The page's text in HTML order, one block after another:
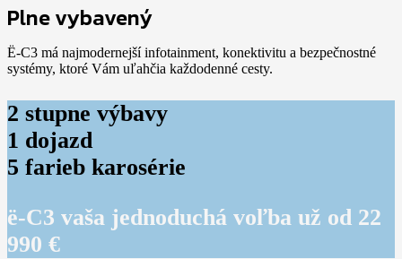
Plne vybavený
Ë-C3 má najmodernejší infotainment, konektivitu a bezpečnostné
systémy, ktoré Vám uľahčia každodenné cesty.
2 stupne výbavy
1 dojazd
5 farieb karosérie
ë-C3 vaša jednoduchá voľba už od 22
990 €